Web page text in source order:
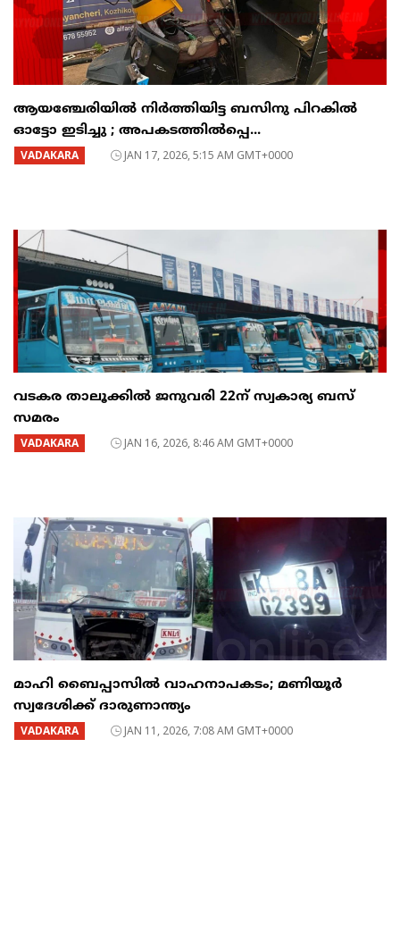
ആയഞ്ചേരിയിൽ നിർത്തിയിട്ട ബസിനു പിറകിൽ
ഓട്ടോ ഇടിച്ചു ; അപകടത്തിൽപ്പെ...
VADAKARA JAN 17, 2026, 5:15 AM GMT+0000
വടകര താലൂക്കിൽ ജനുവരി 22ന് സ്വകാര്യ ബസ്
സമരം
VADAKARA JAN 16, 2026, 8:46 AM GMT+0000
മാഹി ബൈപ്പാസിൽ വാഹനാപകടം; മണിയൂർ
സ്വദേശിക്ക് ദാരുണാന്ത്യം
VADAKARA JAN 11, 2026, 7:08 AM GMT+0000